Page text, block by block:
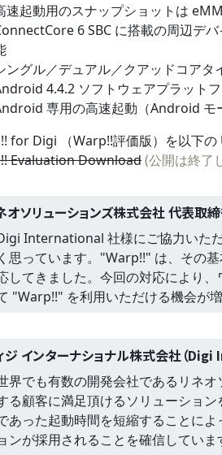
速起動用のスナップショットは
6 SBC に搭載の周辺デ
ングル／デュアル／クアッドコア
4.4.2 ソフトウェアプラット
専用の高速起動（Android モ
for Digi （Warp!!評価版）を以下の
Evaluation Download(公開は終了
オソリューションズ株式会社 代表取
Digi International 社様にご協力いた
思っています。"Warp!!" は、その
してきました。今回の対応により
"Warp!!" を利用いただける機会が
ジ インターナショナル株式会社（
世界でも有数の開発会社であるリネ
る顧客に満足頂けるソリューショ
あった起動時間を短縮することに
ンが採用されることを確信していま